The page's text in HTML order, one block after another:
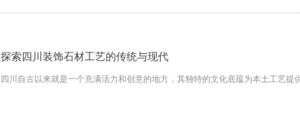
探索四川装饰石材工艺的传统与现代
四川自古以来就是一个充满活力和创意的地方，其独特的文化底蕴为本土工艺